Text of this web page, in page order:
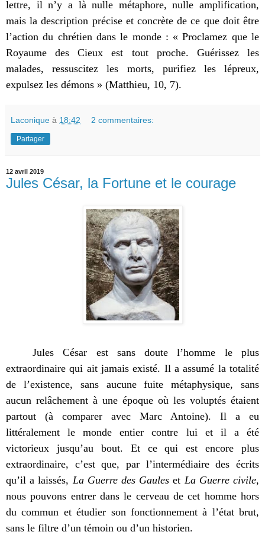
lettre, il n’y a là nulle métaphore, nulle amplification,
mais la description précise et concrète de ce que doit être
l’action du chrétien dans le monde : « Proclamez que le
Royaume des Cieux est tout proche. Guérissez les
malades, ressuscitez les morts, purifiez les lépreux,
expulsez les démons » (Matthieu, 10, 7).
Laconique à 18:42 2 commentaires:
Partager
12 avril 2019
Jules César, la Fortune et le courage
Jules César est sans doute l’homme le plus
extraordinaire qui ait jamais existé. Il a assumé la totalité
de l’existence, sans aucune fuite métaphysique, sans
aucun relâchement à une époque où les voluptés étaient
partout (à comparer avec Marc Antoine). Il a eu
littéralement le monde entier contre lui et il a été
victorieux jusqu’au bout. Et ce qui est encore plus
extraordinaire, c’est que, par l’intermédiaire des écrits
qu’il a laissés, La Guerre des Gaules et La Guerre civile,
nous pouvons entrer dans le cerveau de cet homme hors
du commun et étudier son fonctionnement à l’état brut,
sans le filtre d’un témoin ou d’un historien.